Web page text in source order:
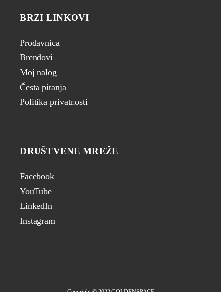
BRZI LINKOVI
Prodavnica
Brendovi
Moj nalog
Česta pitanja
Politika privatnosti
DRUŠTVENE MREŽE
Facebook
YouTube
LinkedIn
Instagram